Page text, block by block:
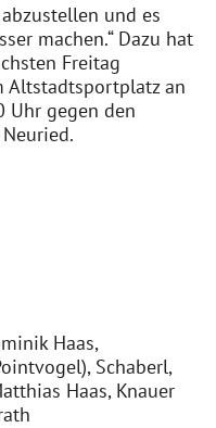
und es
machen.“ Dazu hat
Freitag
Altstadtsportplatz an
Uhr gegen den
Haas,
Schaberl,
Haas, Knauer